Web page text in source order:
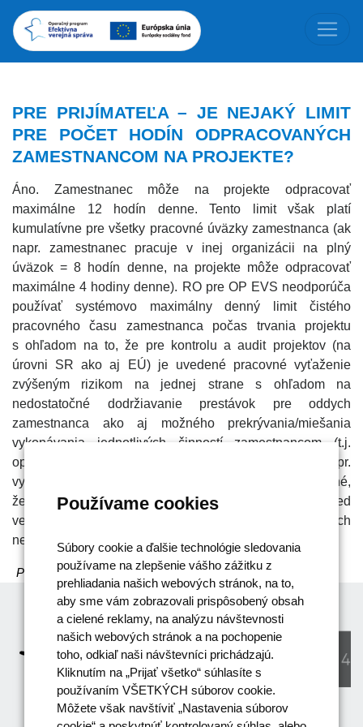
PRE PRIJÍMATEĽA – JE NEJAKÝ LIMIT
PRE POČET HODÍN ODPRACOVANÝCH
ZAMESTNANCOM NA PROJEKTE?
Áno. Zamestnanec môže na projekte odpracovať
maximálne 12 hodín denne. Tento limit však platí
kumulatívne pre všetky pracovné úväzky zamestnanca (ak
napr. zamestnanec pracuje v inej organizácii na plný
úväzok = 8 hodín denne, na projekte môže odpracovať
maximálne 4 hodiny denne). RO pre OP EVS neodporúča
používať systémovo maximálny denný limit čistého
pracovného času zamestnanca počas trvania projektu
s ohľadom na to, že pre kontrolu a audit projektov (na
úrovni SR ako aj EÚ) je uvedené pracovné vyťaženie
zvýšeným rizikom na jednej strane s ohľadom na
nedostatočné dodržiavanie prestávok pre oddych
zamestnanca ako aj možného prekrývania/miešania
vykonávania jednotlivých činností zamestnancom (t.j.
oprávnených a neoprávnených pre projekt – napr.
vykázaný pracovný čas pre projekt a zároveň bude zistené,
že zamestnanec v uvedenom čase vystupoval pred
verejným/štátnym orgánom za organizáciu v činnostiach
nesúvisiacich s projektom atď.).
Pomohla Vám táto odpoveď? Áno / Nie
Používame cookies
Súbory cookie a ďalšie technológie sledovania
používame na zlepšenie vášho zážitku z
prehliadania našich webových stránok, na to,
aby sme vám zobrazovali prispôsobený obsah
a cielené reklamy, na analýzu návštevnosti
našich webových stránok a na pochopenie
toho, odkiaľ naši návštevníci prichádzajú.
Kliknutím na „Prijať všetko“ súhlasíte s
používaním VŠETKÝCH súborov cookie.
Môžete však navštíviť „Nastavenia súborov